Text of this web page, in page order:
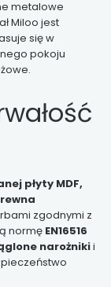
metalowe
Miloo jest
się w
pokoju
płyty MDF,
zgodnymi z
normę EN16516
narożnikii